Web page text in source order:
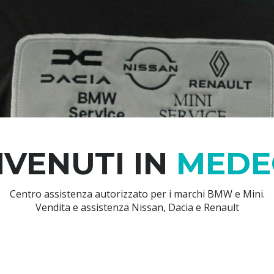
IN
Centro assistenza autorizzato per i marchi BMW e Mini.
Vendita e assistenza Nissan, Dacia e Renault